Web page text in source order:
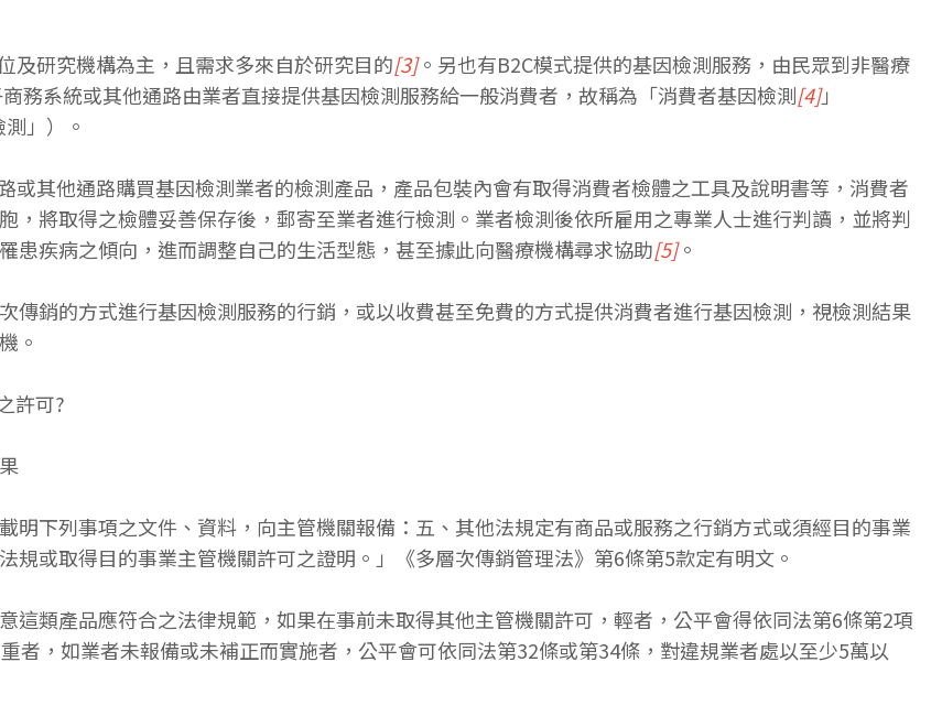
及研究機構為主，且需求多來自於研究目的[3]。另也有B2C模式提供的基因檢測服務，由民眾到非醫療
務系統或其他通路由業者直接提供基因檢測服務給一般消費者，故稱為「消費者基因檢測[4]」
」）。
或其他通路購買基因檢測業者的檢測產品，產品包裝內會有取得消費者檢體之工具及說明書等，消費者
，將取得之檢體妥善保存後，郵寄至業者進行檢測。業者檢測後依所雇用之專業人士進行判讀，並將判
患疾病之傾向，進而調整自己的生活型態，甚至據此向醫療機構尋求協助[5]。
傳銷的方式進行基因檢測服務的行銷，或以收費甚至免費的方式提供消費者進行基因檢測，視檢測結果
機。
許可?
明下列事項之文件、資料，向主管機關報備：五、其他法規定有商品或服務之行銷方式或須經目的事業
或取得目的事業主管機關許可之證明。」《多層次傳銷管理法》第6條第5款定有明文。
這類產品應符合之法律規範，如果在事前未取得其他主管機關許可，輕者，公平會得依同法第6條第2項
者，如業者未報備或未補正而實施者，公平會可依同法第32條或第34條，對違規業者處以至少5萬以